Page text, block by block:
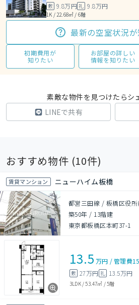
敷 9.8万円礼 9.8万円
1K / 22.68㎡ / 6階
最新の空室状況
初期費用が
知りたい
お部屋の詳しい
情報を知りたい
素敵な物件を見つけたらシ
LINEで共有
おすすめ物件 (10件)
賃貸マンション ニューハイム板橋
都営三田線 / 板橋区役
築50年 / 13階建
東京都板橋区本町37-1
13.5 万円 /管理費
敷 27万円 礼 13.5万円
3LDK/53.47㎡ /5階